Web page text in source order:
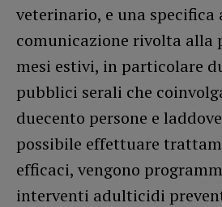
veterinario, e una
comunicazione rivolta alla
mesi estivi, in particolare
pubblici serali che
duecento persone e
possibile effettuare
efficaci, vengono
interventi adulticidi